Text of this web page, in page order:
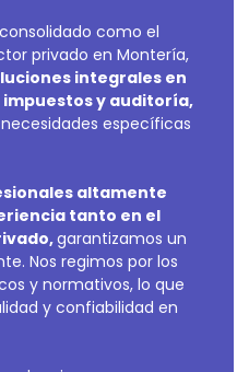
como el
privado en Montería,
integrales en
y auditoría,
específicas
altamente
tanto en el
garantizamos un
Nos regimos por los
y normativos, lo que
y confiabilidad en